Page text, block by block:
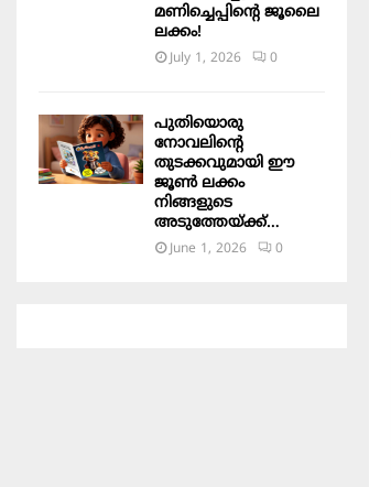
മണിച്ചെപ്പിന്റെ ജൂലൈ
ലക്കം!
July 1, 2026 0
പുതിയൊരു
നോവലിന്റെ
തുടക്കവുമായി ഈ
ജൂൺ ലക്കം
നിങ്ങളുടെ
അടുത്തേയ്ക്ക്…
June 1, 2026 0